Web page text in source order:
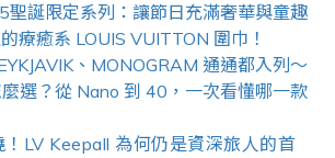
聖誕限定系列：讓節日充滿奢華與童趣
療癒系 LOUIS VUITTON 圍巾！
、MONOGRAM 通通都入列～
選？從 Nano 到 40，一次看懂哪一款
LV Keepall 為何仍是資深旅人的首